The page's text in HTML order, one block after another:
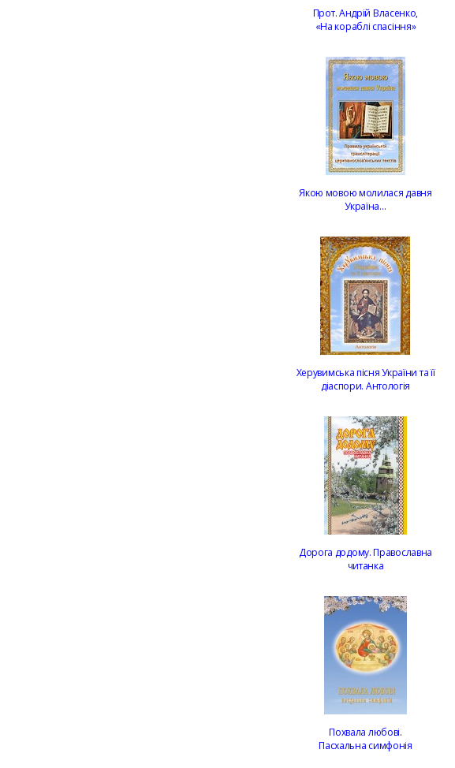
Прот. Андрій Власенко,
«На кораблі спасіння»
Якою мовою молилася давня
Україна…
Херувимська пісня України та її
діаспори. Антологія
Дорога додому. Православна
читанка
Похвала любові.
Пасхальна симфонія